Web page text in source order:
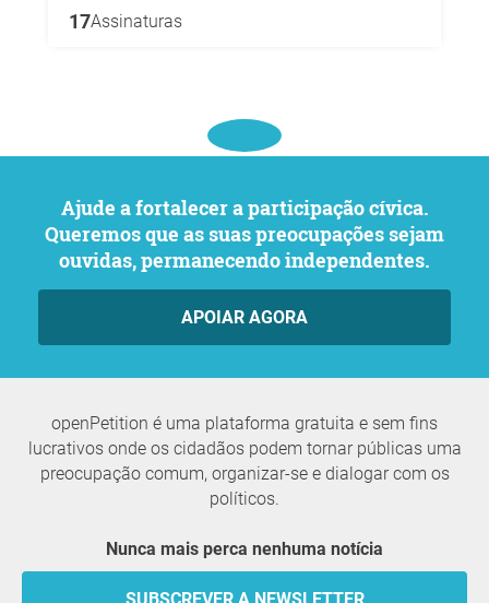
17Assinaturas
Ajude a fortalecer a participação cívica.
Queremos que as suas preocupações sejam
ouvidas, permanecendo independentes.
APOIAR AGORA
openPetition é uma plataforma gratuita e sem fins
lucrativos onde os cidadãos podem tornar públicas uma
preocupação comum, organizar-se e dialogar com os
políticos.
Nunca mais perca nenhuma notícia